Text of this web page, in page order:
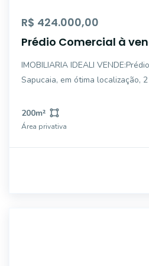
R$ 424.000,00
Prédio Comercial à
IMOBILIARIA IDEALI
Sapucaia, em ótima localização,
baixo, com 2 kitnet na parte
banheiro), uma casa anexo nos
200m²
Área privativa